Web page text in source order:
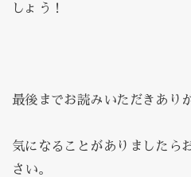
しょう！
最後までお読みいただきあり
気になることがありましたら
さい。